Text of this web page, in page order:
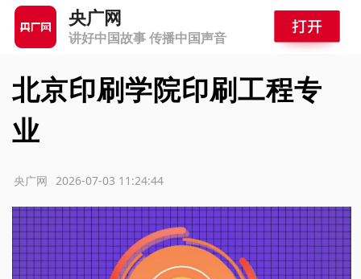
央广网
讲好中国故事 传播中国声音
北京印刷学院印刷工程专
业
2026-07-03 11:24:44
央广网